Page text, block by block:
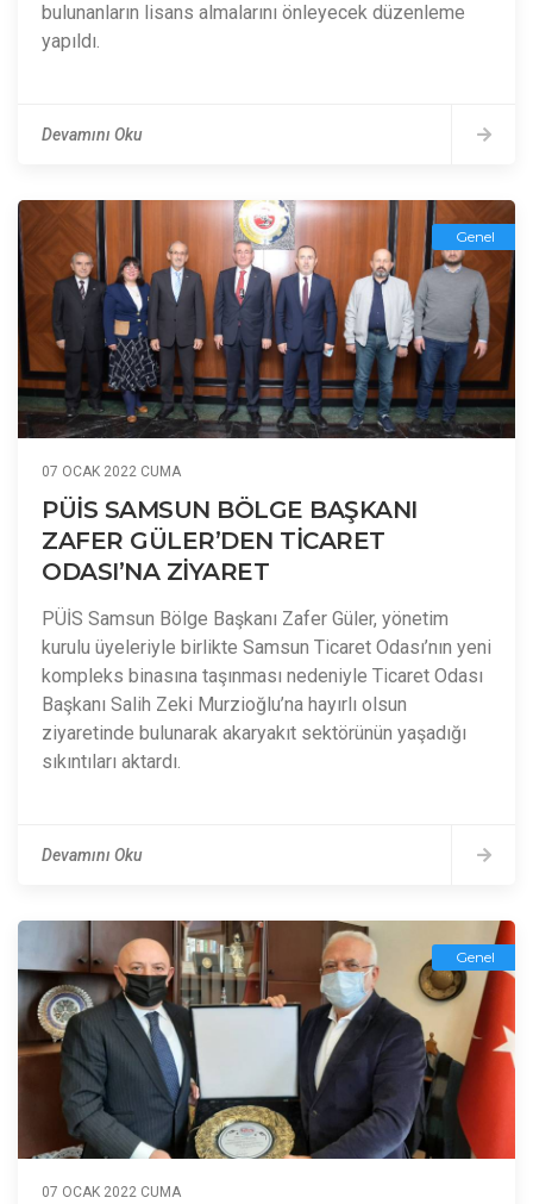
bulunanların lisans almalarını önleyecek düzenleme
yapıldı.
Devamını Oku
Genel
07 OCAK 2022 CUMA
PÜİS SAMSUN BÖLGE BAŞKANI
ZAFER GÜLER’DEN TİCARET
ODASI’NA ZİYARET
PÜİS Samsun Bölge Başkanı Zafer Güler, yönetim
kurulu üyeleriyle birlikte Samsun Ticaret Odası’nın yeni
kompleks binasına taşınması nedeniyle Ticaret Odası
Başkanı Salih Zeki Murzioğlu’na hayırlı olsun
ziyaretinde bulunarak akaryakıt sektörünün yaşadığı
sıkıntıları aktardı.
Devamını Oku
Genel
07 OCAK 2022 CUMA